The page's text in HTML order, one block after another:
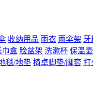
收纳用品 雨衣 雨伞架 牙
巾盒 脸盆架 洗漱杯 保温
毯/地垫 椅卓脚垫/脚套 打